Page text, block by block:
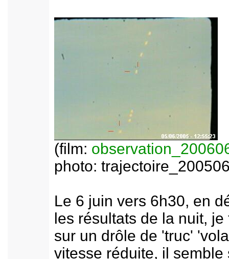
(film:
photo:
Le 6 juin vers 6h30, en
les résultats de la nuit, je
sur un drôle de 'truc'
vitesse réduite, il semble